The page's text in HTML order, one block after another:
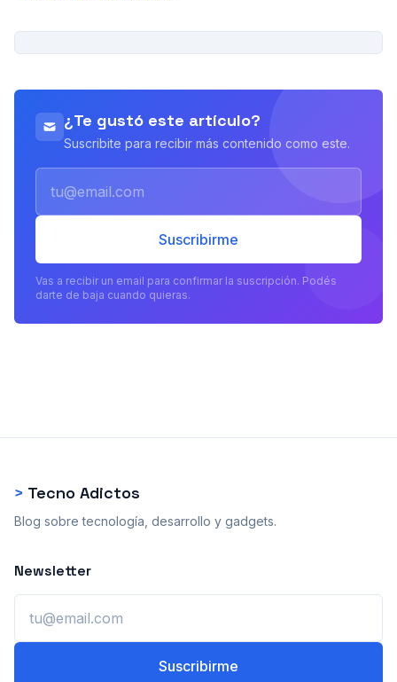
¿Te gustó este artículo?
Suscribite para recibir más contenido como este.
Suscribirme
Vas a recibir un email para confirmar la suscripción. Podés
darte de baja cuando quieras.
> Tecno Adictos
Blog sobre tecnología, desarrollo y gadgets.
Newsletter
Suscribirme